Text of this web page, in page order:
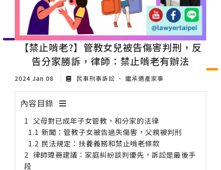
【禁止啃老?】管教女兒被告傷害判刑，反
告分家勝訴，律師：禁止啃老有辦法
2024 Jan 08 民事刑事訴訟 繼承遺產家事
內容目錄
父母對已成年子女管教，和分家的法律
新聞：管教子女被告過失傷害，父親被判刑
民法規定：扶養義務和禁止啃老條款
律師瑋哥建議：家庭糾紛談判優先，訴訟是最後手
段